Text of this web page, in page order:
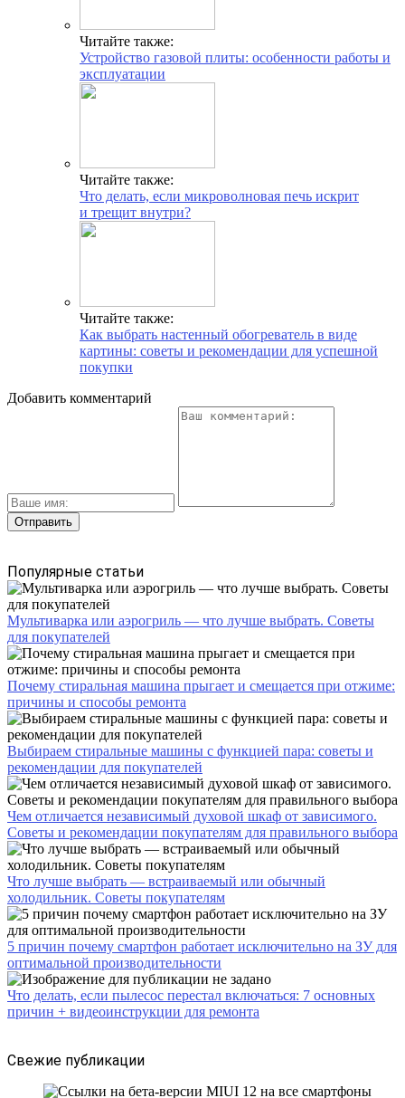
Читайте также:
Устройство газовой плиты: особенности работы и
эксплуатации
Читайте также:
Что делать, если микроволновая печь искрит
и трещит внутри?
Читайте также:
Как выбрать настенный обогреватель в виде
картины: советы и рекомендации для успешной
покупки
Добавить комментарий
Популярные статьи
Мультиварка или аэрогриль — что лучше выбрать. Советы
для покупателей
Почему стиральная машина прыгает и смещается при отжиме:
причины и способы ремонта
Выбираем стиральные машины с функцией пара: советы и
рекомендации для покупателей
Чем отличается независимый духовой шкаф от зависимого.
Советы и рекомендации покупателям для правильного выбора
Что лучше выбрать — встраиваемый или обычный
холодильник. Советы покупателям
5 причин почему смартфон работает исключительно на ЗУ для
оптимальной производительности
Что делать, если пылесос перестал включаться: 7 основных
причин + видеоинструкции для ремонта
Свежие публикации